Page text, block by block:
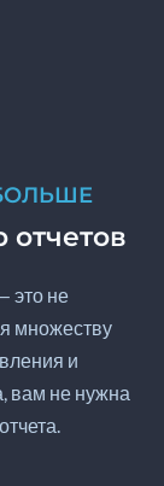
отчетов
это не
множеству
и
вам не нужна